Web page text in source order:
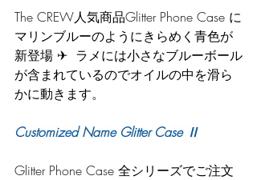
The CREW人気商品Glitter Phone Case に
マリンブルーのようにきらめく青色が
新登場 ✈︎  ラメには小さなブルーボール
が含まれているのでオイルの中を滑ら
かに動きます。
Customized Name Glitter Case Ⅱ
Glitter Phone Case 全シリーズでご注文